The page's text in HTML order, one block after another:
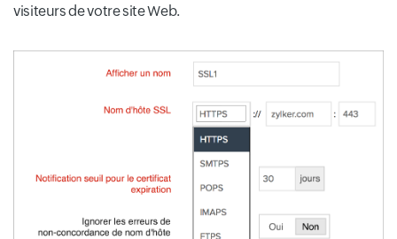
visiteurs de votre site Web.